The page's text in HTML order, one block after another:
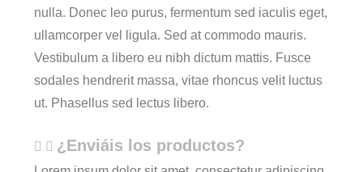
nulla. Donec leo purus, fermentum sed iaculis eget,
ullamcorper vel ligula. Sed at commodo mauris.
Vestibulum a libero eu nibh dictum mattis. Fusce
sodales hendrerit massa, vitae rhoncus velit luctus
ut. Phasellus sed lectus libero.
¿Enviáis los productos?